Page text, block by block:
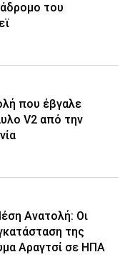
του
που έβγαλε
V2 από την
Ανατολή: Οι
της
Αραγτσί σε ΗΠΑ